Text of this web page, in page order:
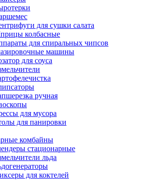
для сушки салата
колбасные
для спиральных чипсов
машины
для соуса
ручная
для мусора
для панировки
комбайны
стационарные
льда
для коктелей